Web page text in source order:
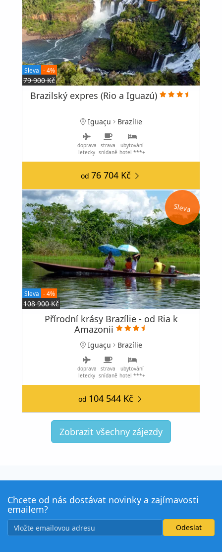
Sleva - 4%
79 900 Kč
Brazilský expres (Rio a Iguazú)
Iguaçu Brazílie
doprava
letecky
strava
snídaně
ubytování
hotel ***+
od 76 704 Kč
Sleva
Sleva - 4%
108 900 Kč
Přírodní krásy Brazílie - od Ria k
Amazonii
Iguaçu Brazílie
doprava
letecky
strava
snídaně
ubytování
hotel ***+
od 104 544 Kč
Zobrazit všechny zájezdy
Chcete od nás dostávat novinky a zajímavosti
emailem?